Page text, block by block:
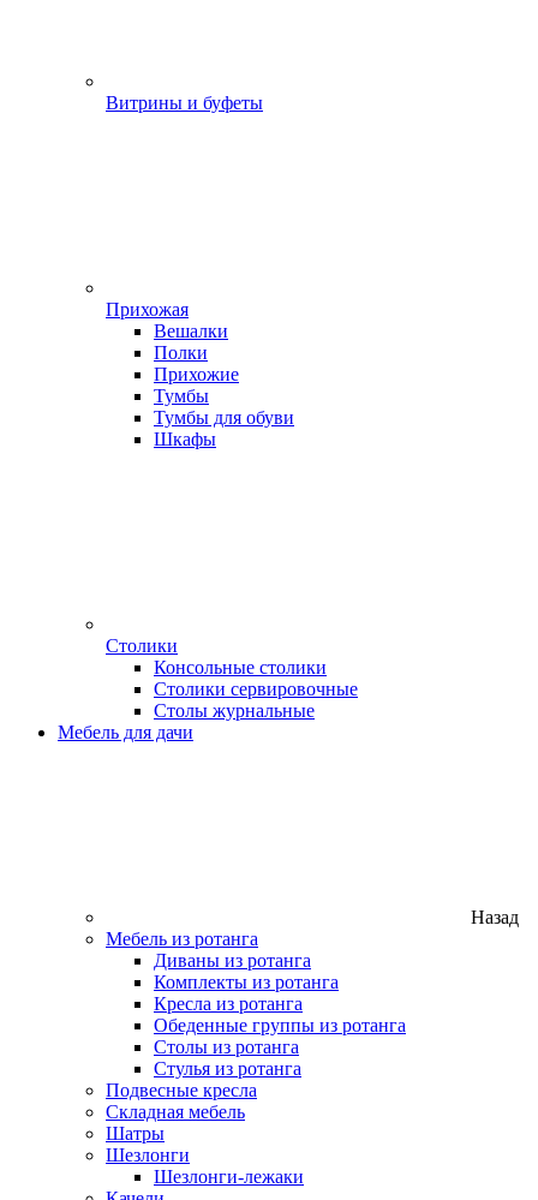
Витрины и буфеты
Прихожая
Вешалки
Полки
Прихожие
Тумбы
Тумбы для обуви
Шкафы
Столики
Консольные столики
Столики сервировочные
Столы журнальные
Мебель для дачи
Назад
Мебель из ротанга
Диваны из ротанга
Комплекты из ротанга
Кресла из ротанга
Обеденные группы из ротанга
Столы из ротанга
Стулья из ротанга
Подвесные кресла
Складная мебель
Шатры
Шезлонги
Шезлонги-лежаки